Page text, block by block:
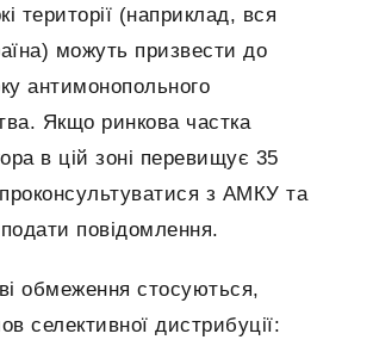
території (наприклад, вся
можуть призвести до
антимонопольного
Якщо ринкова частка
в цій зоні перевищує 35
з АМКУ та
повідомлення.
обмеження стосуються,
селективної дистрибуції: